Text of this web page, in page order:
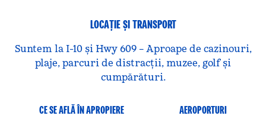
LOCAȚIE ȘI TRANSPORT
Suntem la I-10 și Hwy 609 – Aproape de cazinouri,
plaje, parcuri de distracții, muzee, golf și
cumpărături.
CE SE AFLĂ ÎN APROPIERE AEROPORTURI